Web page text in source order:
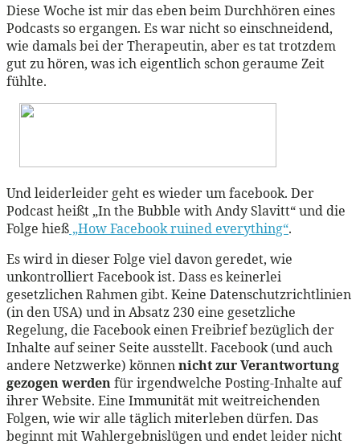
Diese Woche ist mir das eben beim Durchhören eines
Podcasts so ergangen. Es war nicht so einschneidend,
wie damals bei der Therapeutin, aber es tat trotzdem
gut zu hören, was ich eigentlich schon geraume Zeit
fühlte.
Und leiderleider geht es wieder um facebook. Der
Podcast heißt „In the Bubble with Andy Slavitt“ und die
Folge hieß „How Facebook ruined everything“.
Es wird in dieser Folge viel davon geredet, wie
unkontrolliert Facebook ist. Dass es keinerlei
gesetzlichen Rahmen gibt. Keine Datenschutzrichtlinien
(in den USA) und in Absatz 230 eine gesetzliche
Regelung, die Facebook einen Freibrief bezüglich der
Inhalte auf seiner Seite ausstellt. Facebook (und auch
andere Netzwerke) könnennicht zur Verantwortung
gezogen werdenfür irgendwelche Posting-Inhalte auf
ihrer Website. Eine Immunität mit weitreichenden
Folgen, wie wir alle täglich miterleben dürfen. Das
beginnt mit Wahlergebnislügen und endet leider nicht